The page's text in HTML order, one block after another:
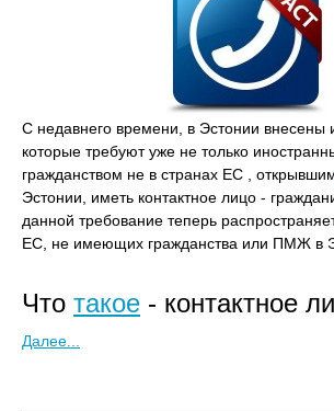
С недавнего времени, в Эстонии внесены
которые требуют уже не только
гражданством не в странах ЕС ,
Эстонии, иметь контактное лицо -
данной требование теперь
ЕС, не имеющих гражданства или ПМЖ в
Что такое - контактное
Далее...